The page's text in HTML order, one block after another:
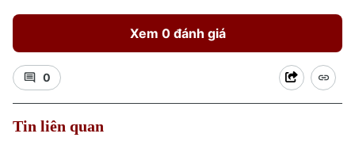
Xem 0 đánh giá
0
Tin liên quan